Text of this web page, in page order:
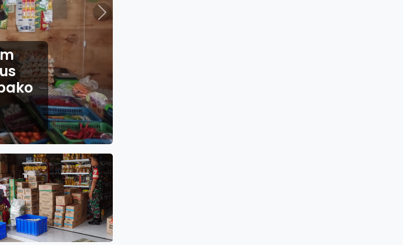
Idul Fitri 1447 H, Anggota Kodim
Ponorogo Perkuat Pengamanan dan
Pelayanan Ketupat Semeru 2026
23 Maret 2026
Next